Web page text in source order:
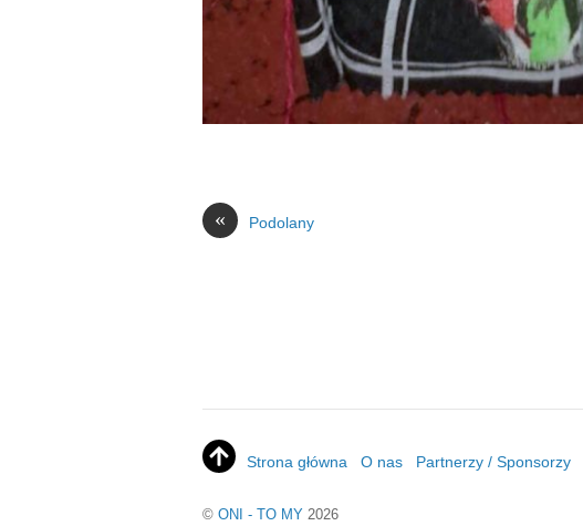
« Podolany
Strona główna O nas Partnerzy / Sponsorzy
© ONI - TO MY 2026